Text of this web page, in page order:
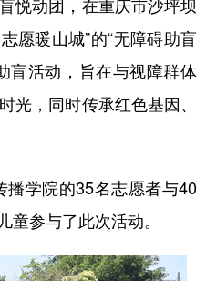
愿暖山城”的“无障碍助盲
盲活动，旨在与视障群体
光，同时传承红色基因、
播学院的35名志愿者与40
参与了此次活动。